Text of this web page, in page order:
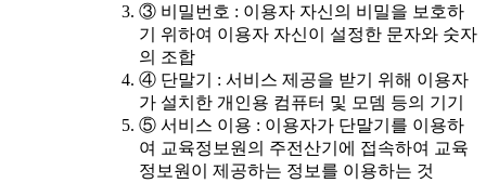
③ 비밀번호 : 이용자 자신의 비밀을 보호하
기 위하여 이용자 자신이 설정한 문자와 숫자
의 조합
④ 단말기 : 서비스 제공을 받기 위해 이용자
가 설치한 개인용 컴퓨터 및 모뎀 등의 기기
⑤ 서비스 이용 : 이용자가 단말기를 이용하
여 교육정보원의 주전산기에 접속하여 교육
정보원이 제공하는 정보를 이용하는 것